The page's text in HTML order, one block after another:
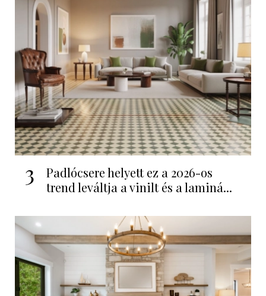
3
Padlócsere helyett ez a 2026-os
trend leváltja a vinilt és a laminá...